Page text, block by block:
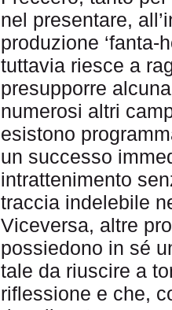
nel presentare,
produzione ‘fanta-
tuttavia riesce a
presupporre
numerosi altri
esistono
un successo
intrattenimento
traccia indelebile
Viceversa, altre
possiedono in sé
tale da riuscire a
riflessione e che,